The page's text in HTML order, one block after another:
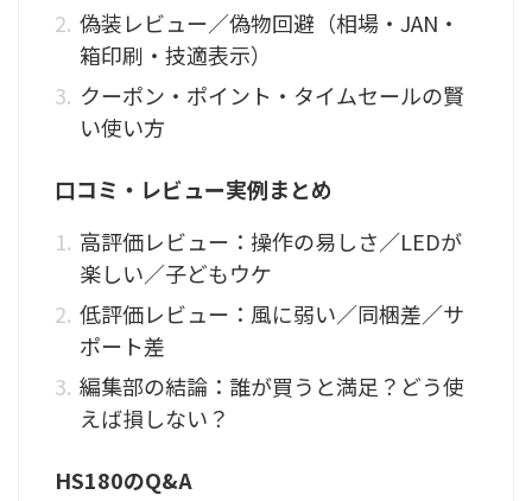
偽装レビュー／偽物回避（相場・JAN・
箱印刷・技適表示）
クーポン・ポイント・タイムセールの賢
い使い方
口コミ・レビュー実例まとめ
高評価レビュー：操作の易しさ／LEDが
楽しい／子どもウケ
低評価レビュー：風に弱い／同梱差／サ
ポート差
編集部の結論：誰が買うと満足？どう使
えば損しない？
HS180のQ&A